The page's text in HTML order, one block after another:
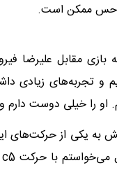
حس ممکن است.
بازی مقابل علیرضا
و تجربه‌های زیادی
او را خیلی دوست
یکی از حرکت‌های